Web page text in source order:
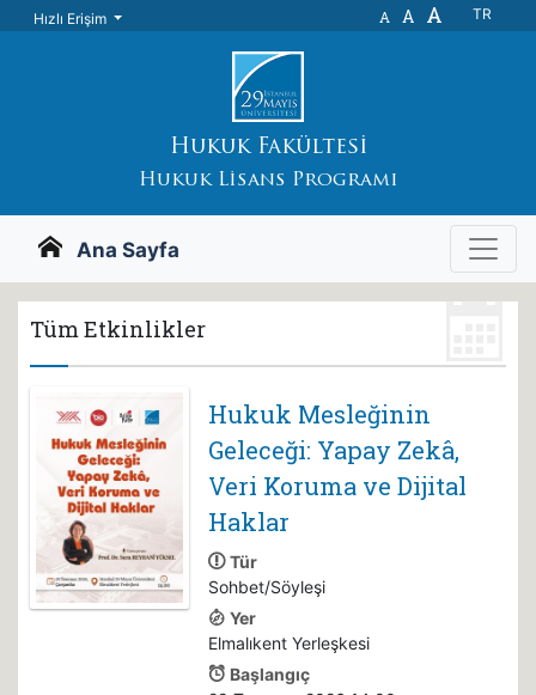
Hızlı Erişim A A A TR
Hukuk Fakültesi
Hukuk Lisans Programı
Ana Sayfa
Tüm Etkinlikler
Hukuk Mesleğinin
Geleceği: Yapay Zekâ,
Veri Koruma ve Dijital
Haklar
Tür
Sohbet/Söyleşi
Yer
Elmalıkent Yerleşkesi
Başlangıç